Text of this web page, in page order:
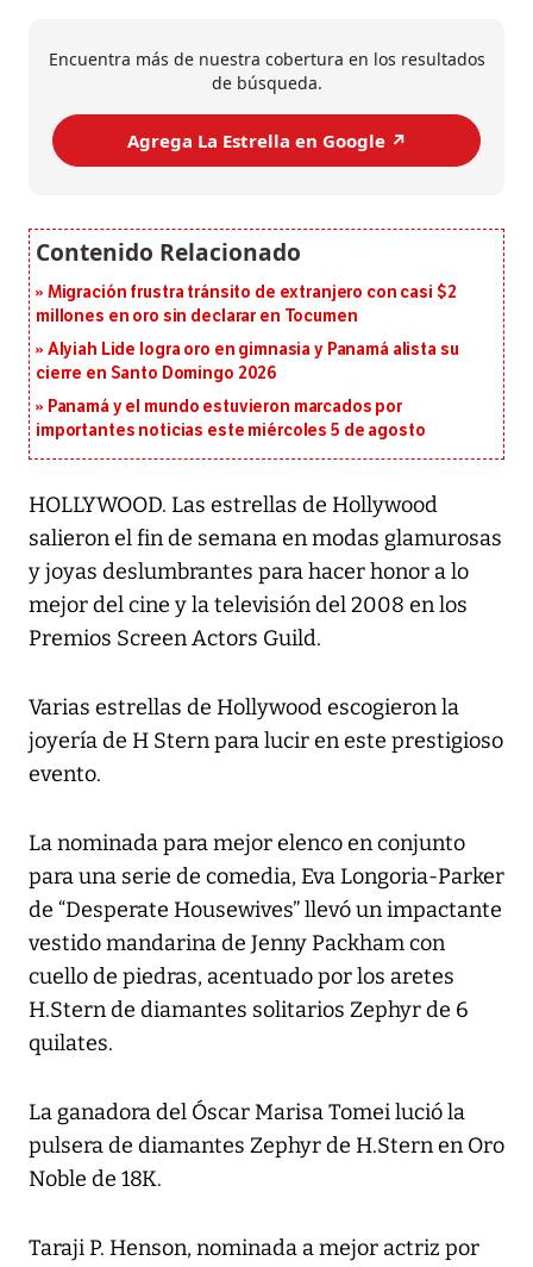
Encuentra más de nuestra cobertura en los resultados
de búsqueda.
Agrega La Estrella en Google ↗️
Migración frustra tránsito de extranjero con casi $2
millones en oro sin declarar en Tocumen
Alyiah Lide logra oro en gimnasia y Panamá alista su
cierre en Santo Domingo 2026
Panamá y el mundo estuvieron marcados por
importantes noticias este miércoles 5 de agosto
HOLLYWOOD. Las estrellas de Hollywood
salieron el fin de semana en modas glamurosas
y joyas deslumbrantes para hacer honor a lo
mejor del cine y la televisión del 2008 en los
Premios Screen Actors Guild.
Varias estrellas de Hollywood escogieron la
joyería de H Stern para lucir en este prestigioso
evento.
La nominada para mejor elenco en conjunto
para una serie de comedia, Eva Longoria-Parker
de “Desperate Housewives” llevó un impactante
vestido mandarina de Jenny Packham con
cuello de piedras, acentuado por los aretes
H.Stern de diamantes solitarios Zephyr de 6
quilates.
La ganadora del Óscar Marisa Tomei lució la
pulsera de diamantes Zephyr de H.Stern en Oro
Noble de 18K.
Taraji P. Henson, nominada a mejor actriz por